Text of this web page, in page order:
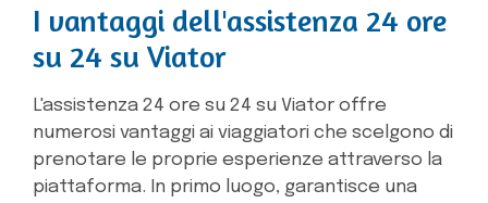
I vantaggi dell'assistenza 24 ore
su 24 su Viator
L'assistenza 24 ore su 24 su Viator offre
numerosi vantaggi ai viaggiatori che scelgono di
prenotare le proprie esperienze attraverso la
piattaforma. In primo luogo, garantisce una